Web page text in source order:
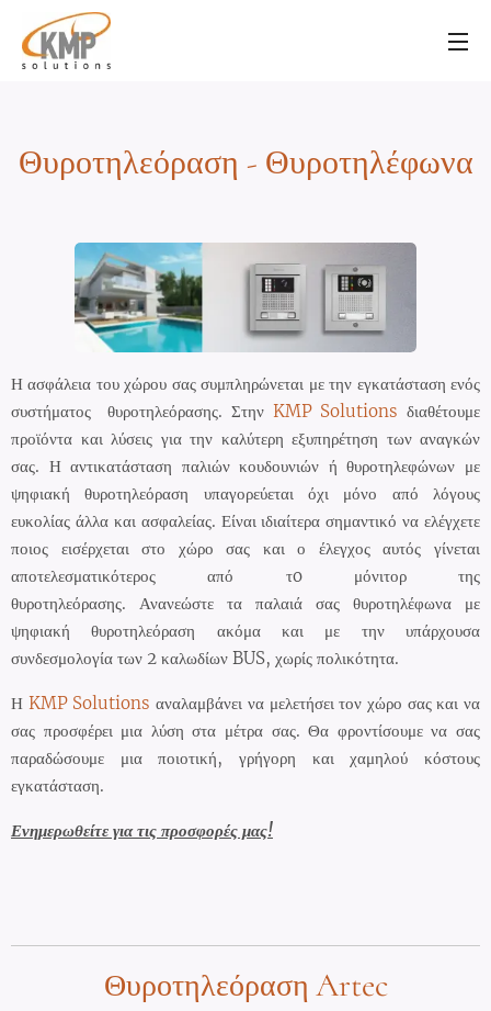
Θυροτηλεόραση - Θυροτηλέφωνα
Η ασφάλεια του χώρου σας συμπληρώνεται με την εγκατάσταση ενός
συστήματος θυροτηλεόρασης. Στην KMP Solutions διαθέτουμε
προϊόντα και λύσεις για την καλύτερη εξυπηρέτηση των αναγκών
σας. Η αντικατάσταση παλιών κουδουνιών ή θυροτηλεφώνων με
ψηφιακή θυροτηλεόραση υπαγορεύεται όχι μόνο από λόγους
ευκολίας άλλα και ασφαλείας. Είναι ιδιαίτερα σημαντικό να ελέγχετε
ποιος εισέρχεται στο χώρο σας και ο έλεγχος αυτός γίνεται
αποτελεσματικότερος από τo μόνιτορ της
θυροτηλεόρασης. Ανανεώστε τα παλαιά σας θυροτηλέφωνα με
ψηφιακή θυροτηλεόραση ακόμα και με την υπάρχουσα
συνδεσμολογία των 2 καλωδίων BUS, χωρίς πολικότητα.
Η KMP Solutions αναλαμβάνει να μελετήσει τον χώρο σας και να
σας προσφέρει μια λύση στα μέτρα σας. Θα φροντίσουμε να σας
παραδώσουμε μια ποιοτική, γρήγορη και χαμηλού κόστους
εγκατάσταση.
Ενημερωθείτε για τις προσφορές μας!
Θυροτηλεόραση Artec